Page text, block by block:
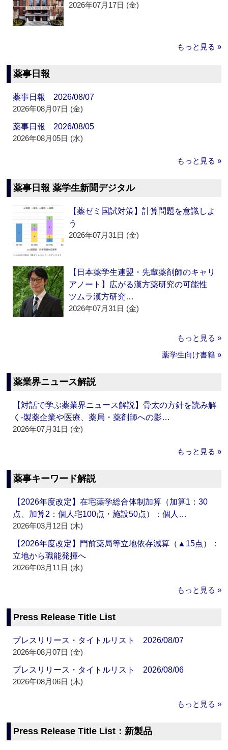
2026年07月17日 (金)
もっと見る »
薬事日報
薬事日報 2026/08/07
2026年08月07日 (金)
薬事日報 2026/08/05
2026年08月05日 (水)
もっと見る »
薬事日報 薬学生新聞デジタル
【薬ゼミ国試対策】計算問題を意識しよ
う
2026年07月31日 (金)
【日本薬学生連盟・先輩薬剤師のキャリ
アノート】広がる漢方薬研究の可能性
ツムラ漢方研究…
2026年07月31日 (金)
もっと見る »
薬学生向け書籍 »
薬業界ニュース解説
【対話で学ぶ薬業界ニュース解説】骨太の方針を読み解
く‐製薬企業や医療、薬局・薬剤師への影…
2026年07月31日 (金)
もっと見る »
薬事キーワード解説
【2026年度改定】在宅薬学総合体制加算（加算1：30
点、加算2：個人宅100点・施設50点）：個人…
2026年03月12日 (木)
【2026年度改定】門前薬局等立地依存減算（▲15点）：
立地から職能発揮へ
2026年03月11日 (水)
もっと見る »
Press Release Title List
プレスリリース・タイトルリスト 2026/08/07
2026年08月07日 (金)
プレスリリース・タイトルリスト 2026/08/06
2026年08月06日 (木)
もっと見る »
Press Release Title List：新製品